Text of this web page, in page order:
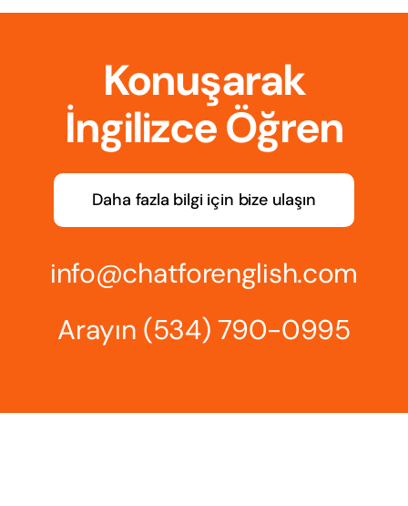
Konuşarak
İngilizce Öğren
Daha fazla bilgi için bize ulaşın
info@chatforenglish.com
Arayın (534) 790-0995